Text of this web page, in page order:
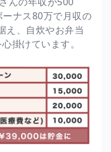
ナス80万で月収の
え、自炊やお弁当
掛けています。